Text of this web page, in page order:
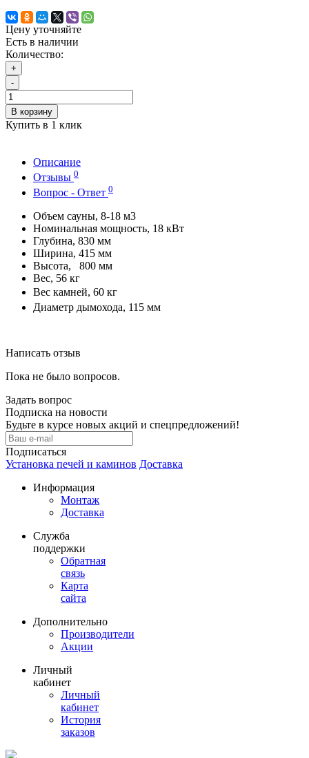
Цену уточняйте
Есть в наличии
Количество:
+
-
В корзину
Купить в 1 клик
Описание
Отзывы 0
Вопрос - Ответ 0
Объем сауны, 8-18 м3
Номинальная мощность, 18 кВт
Глубина, 830 мм
Ширина, 415 мм
Высота, 800 мм
Вес, 56 кг
Вес камней, 60 кг
Диаметр дымохода, 115 мм
Написать отзыв
Пока не было вопросов.
Задать вопрос
Подписка на новости
Будьте в курсе новых акций и спецпредложений!
Подписаться
Установка печей и каминов Доставка
Информация
Монтаж
Доставка
Служба
поддержки
Обратная
связь
Карта
сайта
Дополнительно
Производители
Акции
Личный
кабинет
Личный
кабинет
История
заказов